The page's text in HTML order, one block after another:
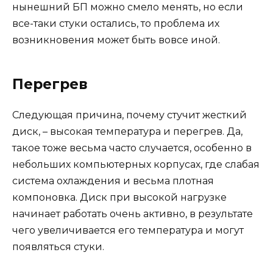
нынешний БП можно смело менять, но если
все-таки стуки остались, то проблема их
возникновения может быть вовсе иной.
Перегрев
Следующая причина, почему стучит жесткий
диск, – высокая температура и перегрев. Да,
такое тоже весьма часто случается, особенно в
небольших компьютерных корпусах, где слабая
система охлаждения и весьма плотная
компоновка. Диск при высокой нагрузке
начинает работать очень активно, в результате
чего увеличивается его температура и могут
появляться стуки.